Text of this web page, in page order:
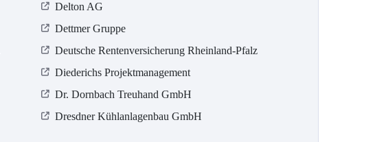
Delton AG
Dettmer Gruppe
Deutsche Rentenversicherung Rheinland-Pfalz
Diederichs Projektmanagement
Dr. Dornbach Treuhand GmbH
Dresdner Kühlanlagenbau GmbH